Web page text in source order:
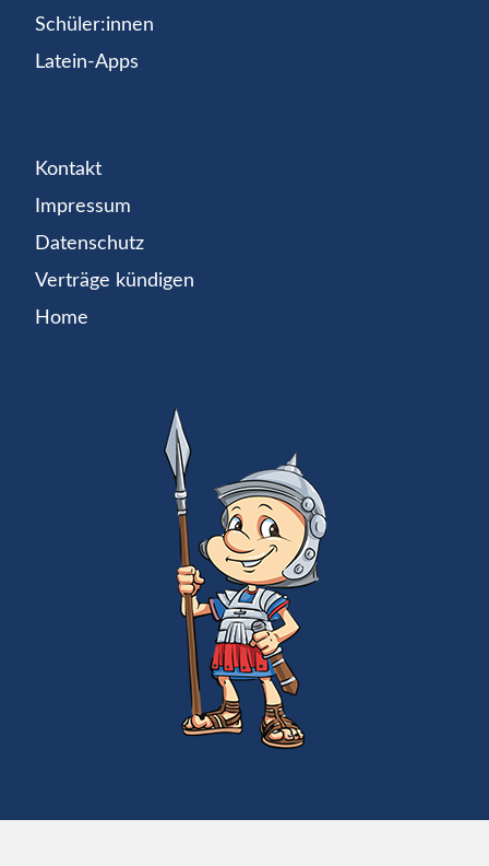
Schüler:innen
Latein-Apps
Kontakt
Impressum
Datenschutz
Verträge kündigen
Home